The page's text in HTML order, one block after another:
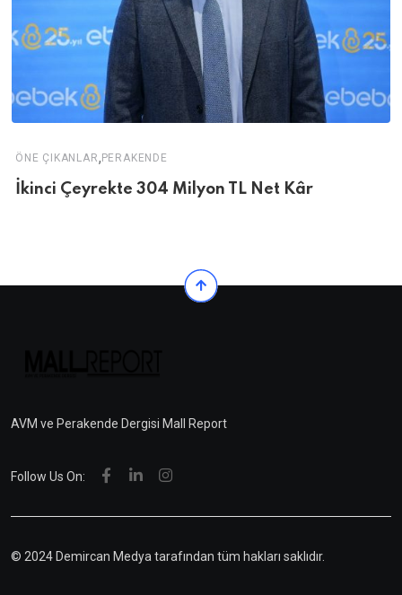
ÖNE ÇIKANLAR, PERAKENDE
İkinci Çeyrekte 304 Milyon TL Net Kâr
AVM ve Perakende Dergisi Mall Report
Follow Us On:
© 2024 Demircan Medya tarafından tüm hakları saklıdır.